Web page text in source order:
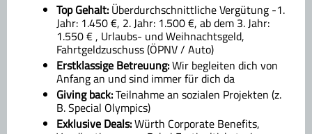
Top Gehalt: Überdurchschnittliche Vergütung -1.
Jahr: 1.450 €, 2. Jahr: 1.500 €, ab dem 3. Jahr:
1.550 € , Urlaubs- und Weihnachtsgeld,
Fahrtgeldzuschuss (ÖPNV / Auto)
Erstklassige Betreuung:Wir begleiten dich von
Anfang an und sind immer für dich da
Giving back:Teilnahme an sozialen Projekten (z.
B. Special Olympics)
Exklusive Deals:Würth Corporate Benefits,